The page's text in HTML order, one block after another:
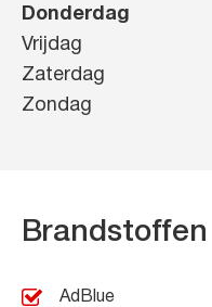
Donderdag
Vrijdag
Zaterdag
Zondag
Brandstoffen
AdBlue